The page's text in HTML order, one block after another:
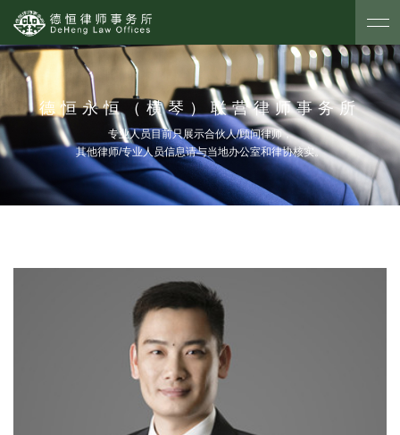
德恒永恒（横琴）联营律师事务所
专业人员目前只展示合伙人/顾问律师，
其他律师/专业人员信息请与当地办公室和律协核实。